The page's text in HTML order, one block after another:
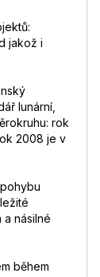
jakož i
lunární,
rok
2008 je v
a násilné
během